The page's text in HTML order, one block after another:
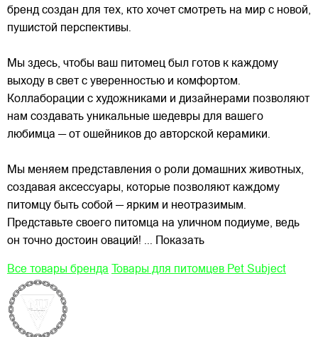
бренд создан для тех, кто хочет смотреть на мир с новой,
пушистой перспективы.
Мы здесь, чтобы ваш питомец был готов к каждому
выходу в свет с уверенностью и комфортом.
Коллаборации с художниками и дизайнерами позволяют
нам создавать уникальные шедевры для вашего
любимца — от ошейников до авторской керамики.
Мы меняем представления о роли домашних животных,
создавая аксессуары, которые позволяют каждому
питомцу быть собой — ярким и неотразимым.
Представьте своего питомца на уличном подиуме, ведь
он точно достоин оваций! ... Показать
Все товары бренда Товары для питомцев Pet Subject